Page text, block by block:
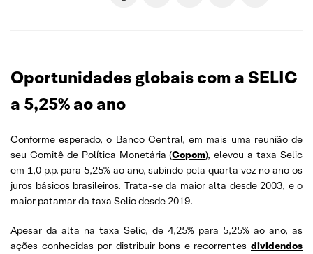
Oportunidades globais com a SELIC
a 5,25% ao ano
Conforme esperado, o Banco Central, em mais uma reunião de
seu Comitê de Política Monetária (Copom), elevou a taxa Selic
em 1,0 p.p. para 5,25% ao ano, subindo pela quarta vez no ano os
juros básicos brasileiros. Trata-se da maior alta desde 2003, e o
maior patamar da taxa Selic desde 2019.
Apesar da alta na taxa Selic, de 4,25% para 5,25% ao ano, as
ações conhecidas por distribuir bons e recorrentes dividendos